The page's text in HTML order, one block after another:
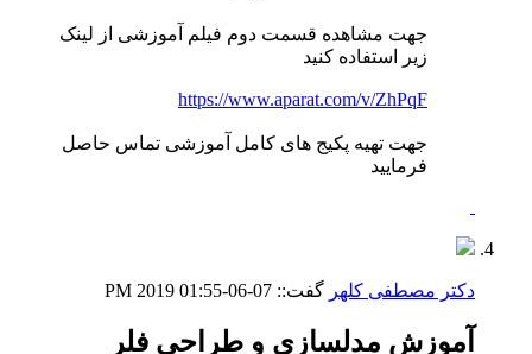
جهت مشاهده قسمت دوم فیلم آموزشی از لینک
زیر استفاده کنید
https://www.aparat.com/v/ZhPqF
جهت تهیه پکیج های کامل آموزشی تماس حاصل
فرمایید
دکتر مصطفی کلهر گفت:: 07-06-2019
01:55 PM
آموزش مدلسازی و طراحی فلر